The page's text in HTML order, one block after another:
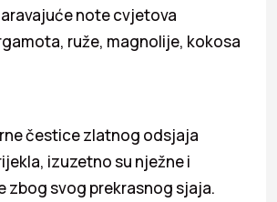
note cvjetova
ruže, magnolije, kokosa
čestice zlatnog odsjaja
izuzetno su nježne i
zbog svog prekrasnog sjaja.